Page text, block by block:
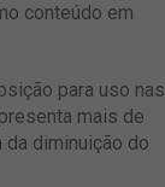
conteúdo em
para uso nas
mais de
diminuição do